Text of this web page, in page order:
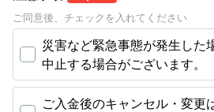
ご同意後、チェックを入れてください
災害など緊急事態が発生した
中止する場合がございます。
ご入金後のキャンセル・変更